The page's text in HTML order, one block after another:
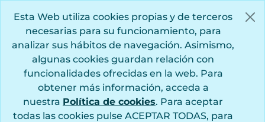
Esta Web utiliza cookies propias y de terceros
necesarias para su funcionamiento, para
analizar sus hábitos de navegación. Asimismo,
algunas cookies guardan relación con
funcionalidades ofrecidas en la web. Para
obtener más información, acceda a
nuestra Política de cookies. Para aceptar
todas las cookies pulse ACEPTAR TODAS, para